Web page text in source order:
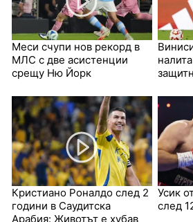
Меси счупи нов рекорд в
МЛС с две асистенции
срещу Ню Йорк
Кристиано Роналдо след 2
години в Саудитска
Арабия: Животът е хубав
Усик
след